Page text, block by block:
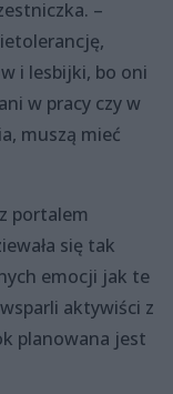
–
i lesbijki, bo oni
w pracy czy w
muszą mieć
portalem
się tak
emocji jak te
aktywiści z
planowana jest